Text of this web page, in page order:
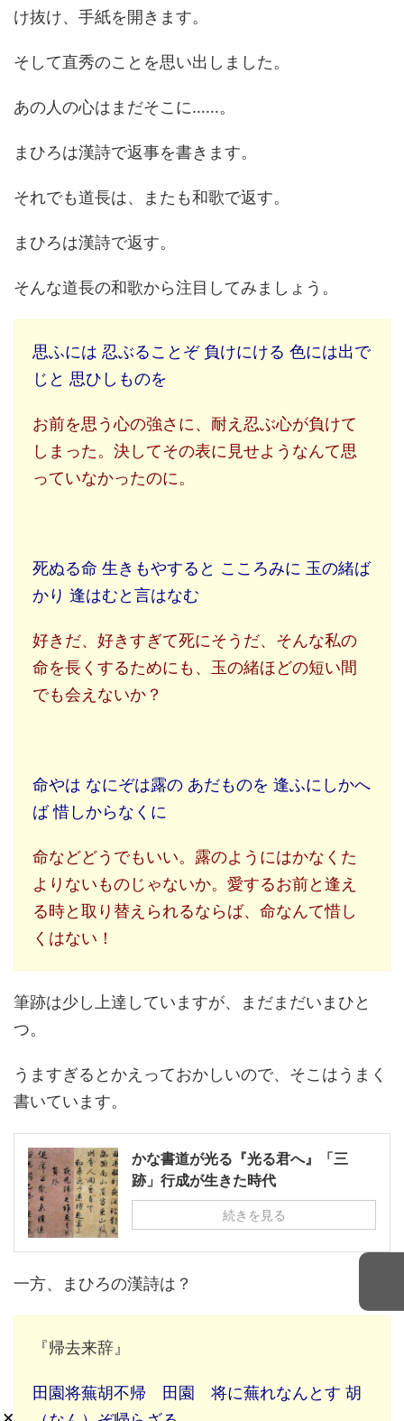
け抜け、手紙を開きます。
そして直秀のことを思い出しました。
あの人の心はまだそこに……。
まひろは漢詩で返事を書きます。
それでも道長は、またも和歌で返す。
まひろは漢詩で返す。
そんな道長の和歌から注目してみましょう。
思ふには 忍ぶることぞ 負けにける 色には出で
じと 思ひしものを
お前を思う心の強さに、耐え忍ぶ心が負けて
しまった。決してその表に見せようなんて思
っていなかったのに。
死ぬる命 生きもやすると こころみに 玉の緒ば
かり 逢はむと言はなむ
好きだ、好きすぎて死にそうだ、そんな私の
命を長くするためにも、玉の緒ほどの短い間
でも会えないか？
命やは なにぞは露の あだものを 逢ふにしかへ
ば 惜しからなくに
命などどうでもいい。露のようにはかなくた
よりないものじゃないか。愛するお前と逢え
る時と取り替えられるならば、命なんて惜し
くはない！
筆跡は少し上達していますが、まだまだいまひと
つ。
うますぎるとかえっておかしいので、そこはうまく
書いています。
かな書道が光る『光る君へ』「三
跡」行成が生きた時代
続きを見る
一方、まひろの漢詩は？
『帰去来辞』
田園将蕪胡不帰 田園 将に蕪れなんとす 胡